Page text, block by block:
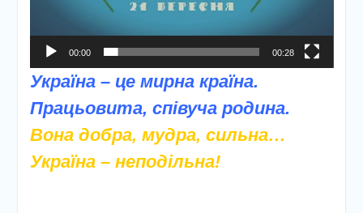
00:00 00:28
Україна – це мирна країна.
Працьовита, співуча родина.
Вона добра, мудра, сильна…
Україна – неподільна!